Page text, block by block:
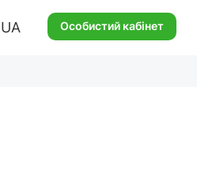
UA Особистий кабінет